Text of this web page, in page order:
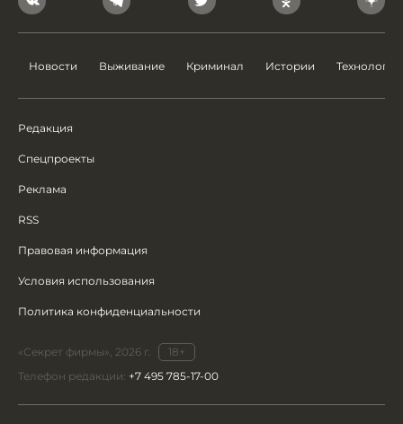
Новости Выживание Криминал Истории Технологии
Редакция
Спецпроекты
Реклама
RSS
Правовая информация
Условия использования
Политика конфиденциальности
«Секрет фирмы», 2026 г.
18+
Телефон редакции: +7 495 785-17-00